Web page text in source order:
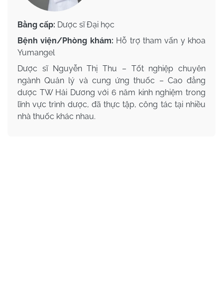
Bằng cấp: Dược sĩ Đại học
Bệnh viện/Phòng khám: Hỗ trợ tham vấn y khoa
Yumangel
Dược sĩ Nguyễn Thị Thu – Tốt nghiệp chuyên
ngành Quản lý và cung ứng thuốc – Cao đẳng
dược TW Hải Dương với 6 năm kinh nghiệm trong
lĩnh vực trình dược, đã thực tập, công tác tại nhiều
nhà thuốc khác nhau.